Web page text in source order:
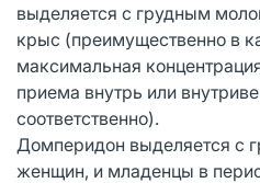
выделяется с грудным
крыс (преимущественно в
максимальная
приема внутрь или
соответственно).
Домперидон выделяется с
женщин, и младенцы в